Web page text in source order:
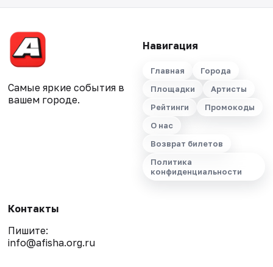
Самые яркие события в
вашем городе.
Навигация
Главная
Города
Площадки
Артисты
Рейтинги
Промокоды
О нас
Возврат билетов
Политика
конфиденциальности
Контакты
Пишите:
info@afisha.org.ru